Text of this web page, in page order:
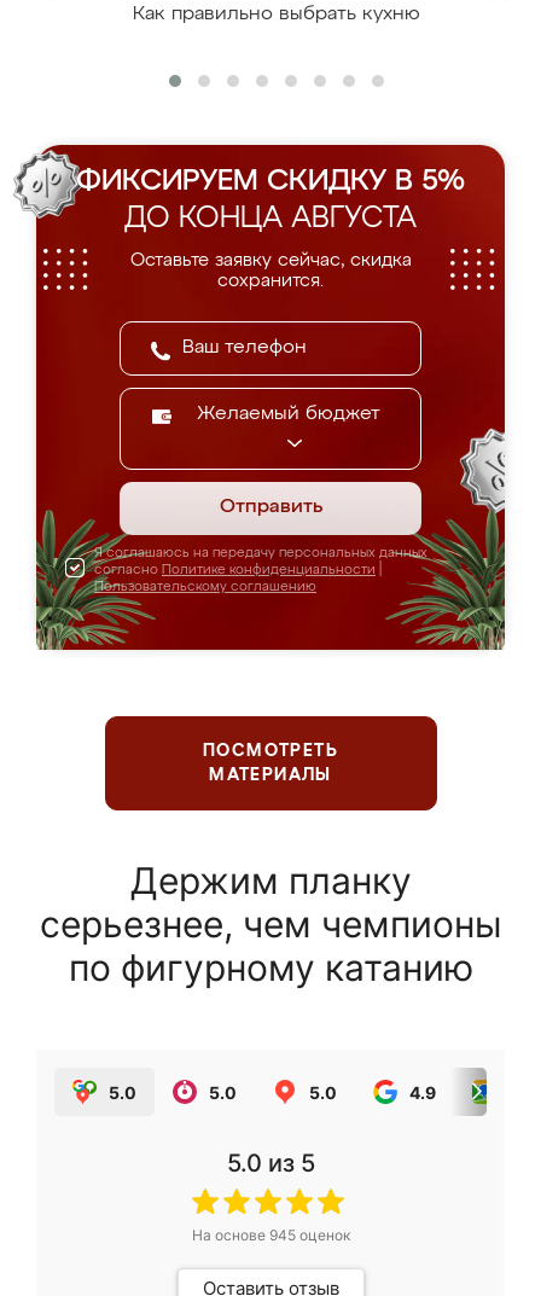
Как правильно выбрать кухню
ФИКСИРУЕМ СКИДКУ В 5%
ДО КОНЦА АВГУСТА
Оставьте заявку сейчас, скидка
сохранится.
Желаемый бюджет
Отправить
Я соглашаюсь на передачу персональных данных
согласно Политике конфиденциальности
Пользовательскому соглашению
ПОСМОТРЕТЬ
МАТЕРИАЛЫ
Держим планку
серьезнее, чем чемпионы
по фигурному катанию
5.0 5.0 5.0 4.9
5.0 из 5
На основе 945оценок
Оставить отзыв